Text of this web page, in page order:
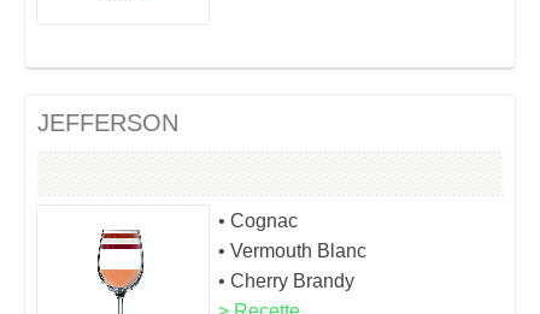
JEFFERSON
• Cognac
• Vermouth Blanc
• Cherry Brandy